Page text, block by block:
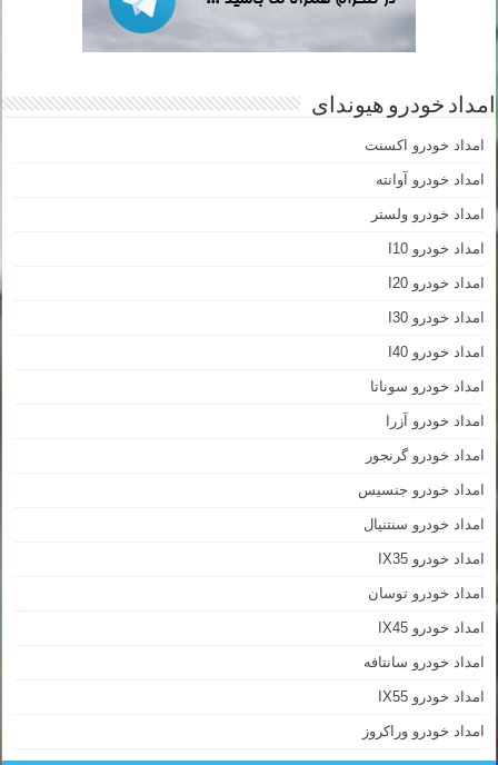
امداد خودرو هیوندای
امداد خودرو اکسنت
امداد خودرو آوانته
امداد خودرو ولستر
امداد خودرو I10
امداد خودرو I20
امداد خودرو I30
امداد خودرو I40
امداد خودرو سوناتا
امداد خودرو آزرا
امداد خودرو گرنجور
امداد خودرو جنسیس
امداد خودرو سنتنیال
امداد خودرو IX35
امداد خودرو توسان
امداد خودرو IX45
امداد خودرو سانتافه
امداد خودرو IX55
امداد خودرو وراکروز